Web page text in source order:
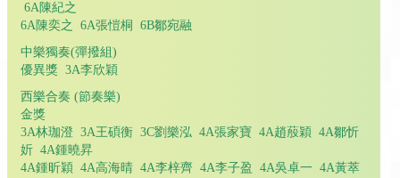
6A陳紀之
6A陳奕之 6A張愷桐 6B鄒宛融
中樂獨奏(彈撥組)
優異獎 3A李欣穎
西樂合奏 (節奏樂)
金獎
3A林珈澄 3A王碩衡 3C劉樂泓 4A張家寶 4A趙蒑穎 4A鄒忻
妡 4A鍾曉昇
4A鍾昕穎 4A高海晴 4A李梓齊 4A李子盈 4A吳卓一 4A黃萃